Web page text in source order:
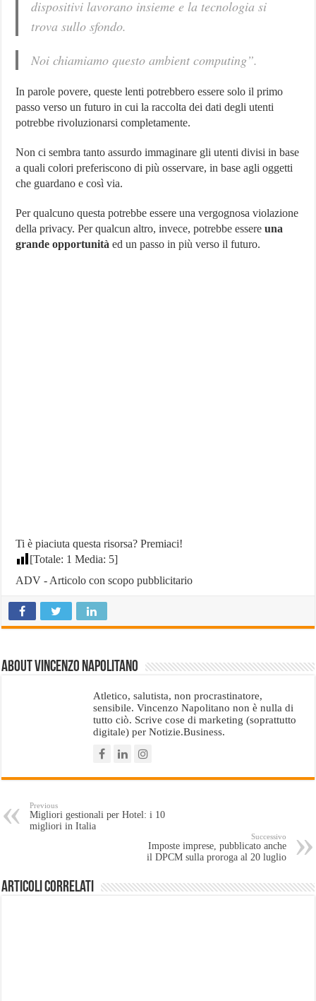
dispositivi lavorano insieme e la tecnologia si
trova sullo sfondo.
Noi chiamiamo questo ambient computing”.
In parole povere, queste lenti potrebbero essere solo il primo
passo verso un futuro in cui la raccolta dei dati degli utenti
potrebbe rivoluzionarsi completamente.
Non ci sembra tanto assurdo immaginare gli utenti divisi in base
a quali colori preferiscono di più osservare, in base agli oggetti
che guardano e così via.
Per qualcuno questa potrebbe essere una vergognosa violazione
della privacy. Per qualcun altro, invece, potrebbe essereuna
grande opportunità ed un passo in più verso il futuro.
Ti è piaciuta questa risorsa? Premiaci!
[Totale: 1 Media: 5]
ADV - Articolo con scopo pubblicitario
About Vincenzo Napolitano
Atletico, salutista, non procrastinatore,
sensibile. Vincenzo Napolitano non è nulla di
tutto ciò. Scrive cose di marketing (soprattutto
digitale) per Notizie.Business.
Previous
Migliori gestionali per Hotel: i 10
migliori in Italia
Successivo
Imposte imprese, pubblicato anche
il DPCM sulla proroga al 20 luglio
Articoli Correlati